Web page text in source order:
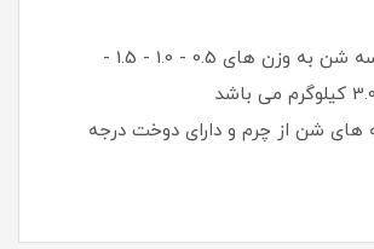
دارای 6 کیسه شن به وزن های 0.5 - 1.0 - 1.5 -
شن از چرم و دارای دوخت درجه